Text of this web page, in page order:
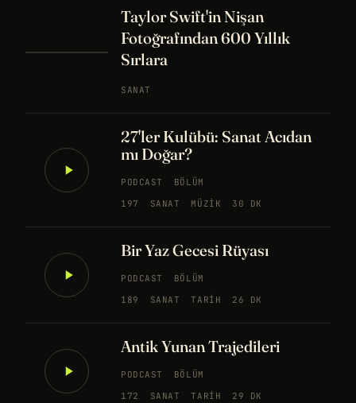
Taylor Swift'in Nişan
Fotoğrafından 600 Yıllık
Sırlara
SANAT
27'ler Kulübü: Sanat Acıdan
mı Doğar?
PODCAST
BÖLÜM
197
SANAT MÜZIK 30 DK
Bir Yaz Gecesi Rüyası
PODCAST
BÖLÜM
189
SANAT TARIH 26 DK
Antik Yunan Trajedileri
PODCAST
BÖLÜM
172
SANAT TARIH 29 DK